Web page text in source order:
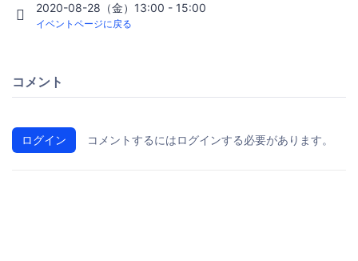
2020-08-28（金）13:00 - 15:00
イベントページに戻る
コメント
ログイン コメントするにはログインする必要があります。